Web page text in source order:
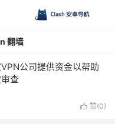
翻墙
公司提供资金以帮助
查
 赞(0)